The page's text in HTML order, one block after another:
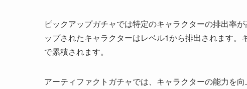
ピックアップガチャでは特定のキャラクターの排出率
ップされたキャラクターはレベル1から排出されます
で累積されます。
アーティファクトガチャでは、キャラクターの能力を